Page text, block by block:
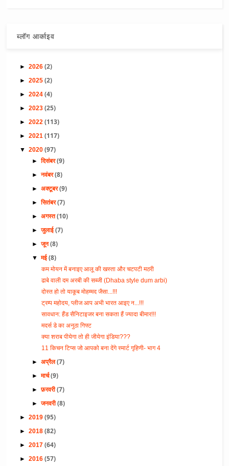
ब्लॉग आर्काइव
►2026(2)
►2025(2)
►2024(4)
►2023(25)
►2022(113)
►2021(117)
▼2020(97)
►दिसंबर(9)
►नवंबर(8)
►अक्टूबर(9)
►सितंबर(7)
►अगस्त(10)
►जुलाई(7)
►जून(8)
▼मई(8)
कम मोयन में बनाइए आलू की खस्ता और चटपटी मठरी
ढाबे वाली दम अरबी की सब्जी (Dhaba style dum arbi)
दोस्त हो तो याकूब मोहम्मद जैसा...!!!
ट्रम्प महोदय, प्लीज आप अभी भारत आइए न...!!!
सावधान: हैंड सैनिटाइजर बना सकता हैं ज्यादा बीमार!!!
मदर्स डे का अनुठा गिफ्ट
क्या शराब पीयेगा तो ही जीयेगा इंडिया???
11 किचन टिप्स जो आपको बना देंगे स्मार्ट गृहिणी- भाग 4
►अप्रैल(7)
►मार्च(9)
►फ़रवरी(7)
►जनवरी(8)
►2019(95)
►2018(82)
►2017(64)
►2016(57)